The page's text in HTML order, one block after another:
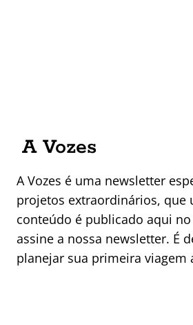
A Vozes
A Vozes é uma newsletter
projetos extraordinários, que
conteúdo é publicado aqui
assine a nossa newsletter. É
planejar sua primeira viagem